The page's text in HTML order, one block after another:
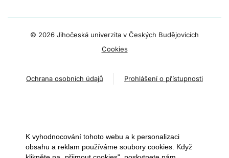
© 2026 Jihočeská univerzita v Českých Budějovicích
Cookies
Ochrana osobních údajů Prohlášení o přístupnosti
K vyhodnocování tohoto webu a k personalizaci
obsahu a reklam používáme soubory cookies. Když